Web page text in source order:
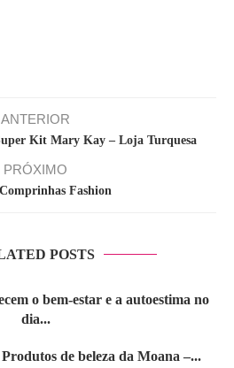
ANTERIOR
Kit Mary Kay – Loja Turquesa
PRÓXIMO
Fashion
POSTS
o bem-estar e a autoestima no
dia...
de beleza da Moana –...